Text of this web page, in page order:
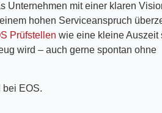
Unternehmen mit einer klaren
hohen Serviceanspruch
Prüfstellen wie eine kleine Auszeit
wird – auch gerne spontan ohne
bei EOS.